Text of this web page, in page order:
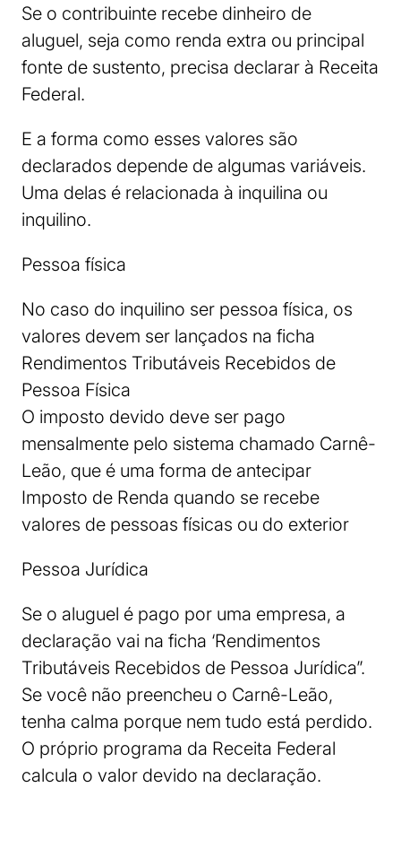
Se o contribuinte recebe dinheiro de
aluguel, seja como renda extra ou principal
fonte de sustento, precisa declarar à Receita
Federal.
E a forma como esses valores são
declarados depende de algumas variáveis.
Uma delas é relacionada à inquilina ou
inquilino.
Pessoa física
No caso do inquilino ser pessoa física, os
valores devem ser lançados na ficha
Rendimentos Tributáveis Recebidos de
Pessoa Física
O imposto devido deve ser pago
mensalmente pelo sistema chamado Carnê-
Leão, que é uma forma de antecipar
Imposto de Renda quando se recebe
valores de pessoas físicas ou do exterior
Pessoa Jurídica
Se o aluguel é pago por uma empresa, a
declaração vai na ficha ‘Rendimentos
Tributáveis Recebidos de Pessoa Jurídica”.
Se você não preencheu o Carnê-Leão,
tenha calma porque nem tudo está perdido.
O próprio programa da Receita Federal
calcula o valor devido na declaração.